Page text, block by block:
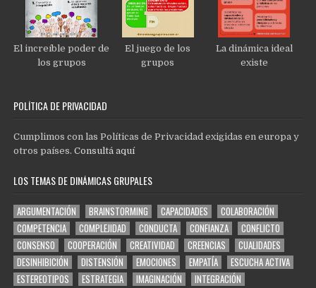
El increíble poder de
los grupos
El juego de los
grupos
La dinámica ideal
existe
POLÍTICA DE PRIVACIDAD
Cumplimos con las Políticas de Privacidad exigidas en europa y
otros países.Consultá aquí
LOS TEMAS DE DINÁMICAS GRUPALES
ARGUMENTACIÓN BRAINSTORMING CAPACIDADES
COLABORACIÓN
COMPETENCIA
COMPLEJIDAD CONDUCTA CONFIANZA
CONFLICTO
CONSENSO
COOPERACIÓN CREATIVIDAD CREENCIAS
CUALIDADES
DESINHIBICIÓN
DISTENSIÓN EMOCIONES EMPATÍA
ESCUCHA ACTIVA
ESTEREOTIPOS
ESTRATEGIA IMAGINACIÓN
INTEGRACIÓN